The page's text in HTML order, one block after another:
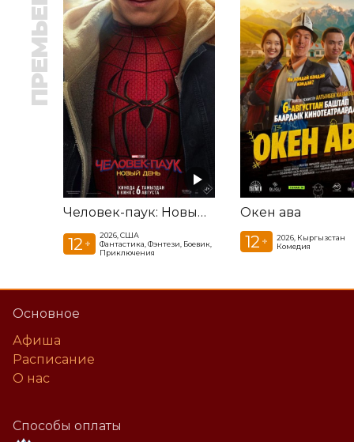
ПРЕМЬЕРА
Человек-паук: Новый день
12 +
2026, США
Фантастика, Фэнтези, Боевик,
Приключения
Окен ава
12 +
2026, Кыргызстан
Комедия
Основное
Афиша
Расписание
О нас
Способы оплаты